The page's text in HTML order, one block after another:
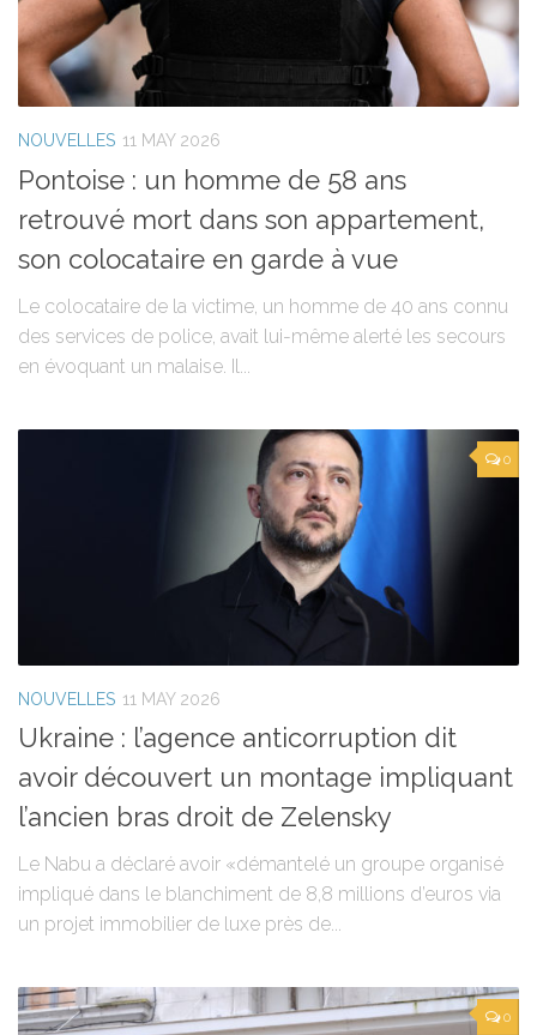
NOUVELLES 11 MAY 2026
Pontoise : un homme de 58 ans
retrouvé mort dans son appartement,
son colocataire en garde à vue
Le colocataire de la victime, un homme de 40 ans connu
des services de police, avait lui-même alerté les secours
en évoquant un malaise. Il...
0
NOUVELLES 11 MAY 2026
Ukraine : l’agence anticorruption dit
avoir découvert un montage impliquant
l’ancien bras droit de Zelensky
Le Nabu a déclaré avoir «démantelé un groupe organisé
impliqué dans le blanchiment de 8,8 millions d’euros via
un projet immobilier de luxe près de...
0